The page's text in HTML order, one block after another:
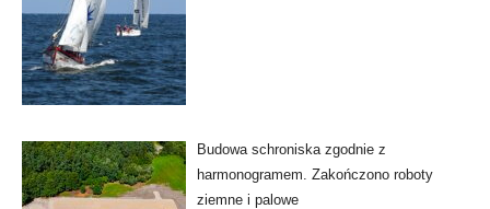
Budowa schroniska zgodnie z
harmonogramem. Zakończono roboty
ziemne i palowe